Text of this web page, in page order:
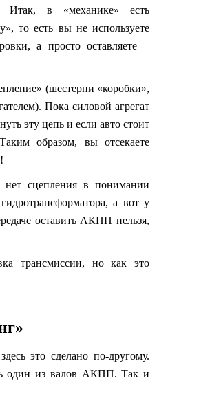
Итак, в «механике» есть
то есть вы не используете
а просто оставляете –
(шестерни «коробки»,
Пока силовой агрегат
эту цепь и если авто стоит
образом, вы отсекаете
сцепления в понимании
а вот у
оставить АКПП нельзя,
трансмиссии, но как это
это сделано по-другому.
один из валов АКПП. Так и